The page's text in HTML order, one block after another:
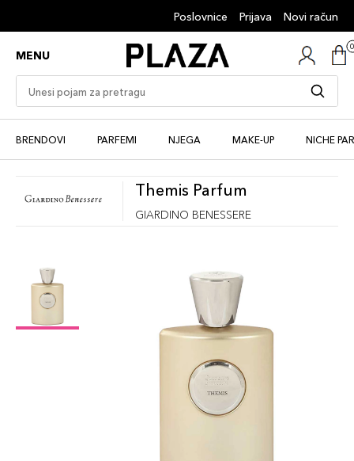
Poslovnice Prijava Novi račun
MENU
BRENDOVI PARFEMI NJEGA MAKE-UP NICHE
Themis Parfum
GIARDINO BENESSERE